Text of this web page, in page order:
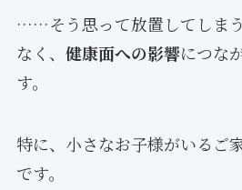
……そう思って放置してしま
なく、 健康面への影響につな
す。
特に、小さなお子様がいるご
です。